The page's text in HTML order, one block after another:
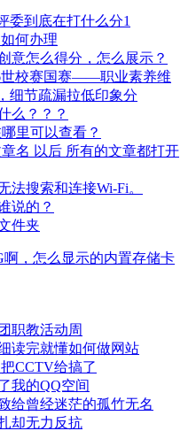
委到底在打什么分1
何办理
意怎么得分，怎么展示？
世校赛国赛——职业素养维
细节疏漏拉低印象分
么？？？
里可以查看？
名 以后 所有的文章都打开
法搜索和连接Wi-Fi。
说的？
件夹
啊，怎么显示的内置存储卡
职教活动周
读完就懂如何做网站
CCTV给搞了
我的QQ空间
曾经迷茫的孤竹无名
却无力反抗